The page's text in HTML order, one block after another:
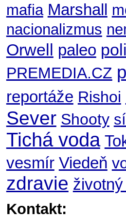
mafia Marshall
nacionalizmus
Orwell paleo
PREMEDIA.CZ
reportáže Rishoi
Sever Shooty
Tichá voda
vesmír Viedeň
zdravie
Kontakt: